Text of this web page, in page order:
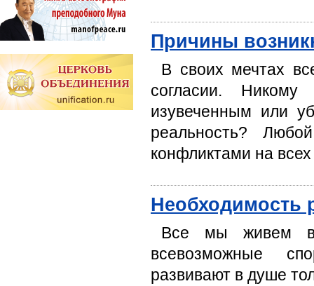
Причины
В своих мечтах
согласии.
изувеченным или
реальность?
конфликтами на
Необходимость
Все мы живем в
всевозможные
развивают в душе